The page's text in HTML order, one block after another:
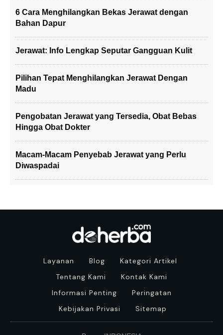
6 Cara Menghilangkan Bekas Jerawat dengan
Bahan Dapur
Jerawat: Info Lengkap Seputar Gangguan Kulit
Pilihan Tepat Menghilangkan Jerawat Dengan
Madu
Pengobatan Jerawat yang Tersedia, Obat Bebas
Hingga Obat Dokter
Macam-Macam Penyebab Jerawat yang Perlu
Diwaspadai
Layanan Blog
Kategori Artikel
Tentang Kami
Kontak Kami
Informasi Penting
Peringatan
Kebijakan Privasi
Sitemap